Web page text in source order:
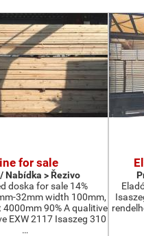
for sale
Nabídka > Řezivo
doska for sale 14%
32mm width 100mm,
90% A qualitive
EXW 2117 Isaszeg 310
…